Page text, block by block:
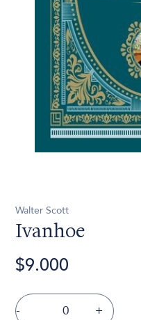
Walter Scott
Ivanhoe
$9.000
- +